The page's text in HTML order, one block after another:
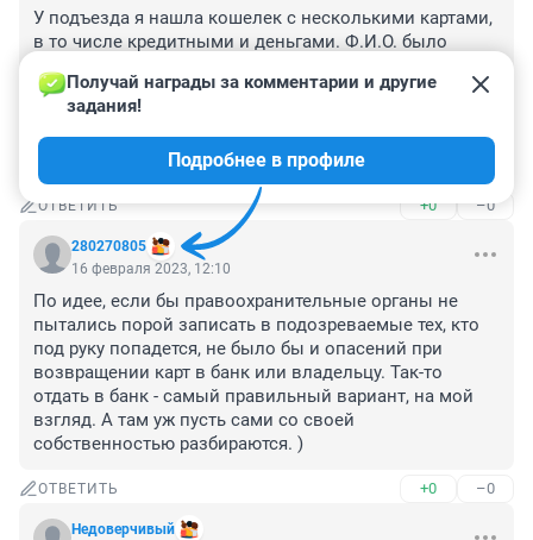
У подъезда я нашла кошелек с несколькими картами,
в то числе кредитными и деньгами. Ф.И.О. было
В итоге он назначил встречу очень далеко от места,
где потерял вещи. Отдала дочери для передачи и
потом очень переживала. В итоге дочь передала ему
найденное- тот даже спасибо не сказал.
ОТВЕТИТЬ +0 –0
280270805
Получай награды за комментарии и другие
задания!
Подробнее в профиле
16 февраля 2023, 12:10
По идее, если бы правоохранительные органы не
пытались порой записать в подозреваемые тех, кто
под руку попадется, не было бы и опасений при
возвращении карт в банк или владельцу. Так-то
отдать в банк - самый правильный вариант, на мой
взгляд. А там уж пусть сами со своей
собственностью разбираются. )
ОТВЕТИТЬ +0 –0
Недоверчивый